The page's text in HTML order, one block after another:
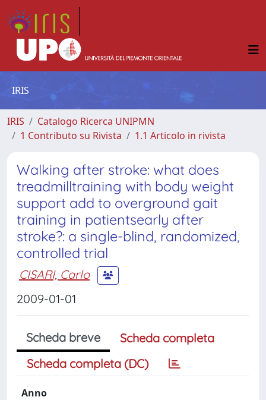
IRIS
IRIS
Catalogo Ricerca UNIPMN
1 Contributo su Rivista
1.1 Articolo in rivista
Walking after stroke: what does
treadmilltraining with body weight
support add to overground gait
training in patientsearly after
stroke?: a single-blind, randomized,
controlled trial
CISARI, Carlo
2009-01-01
Scheda breve
Scheda completa
Scheda completa (DC)
Anno